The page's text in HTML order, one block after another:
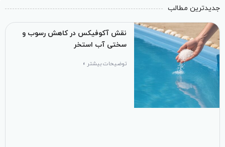
جدیدترین مطالب
نقش آکوفیکس در کاهش رسوب و
سختی آب استخر
توضیحات بیشتر »